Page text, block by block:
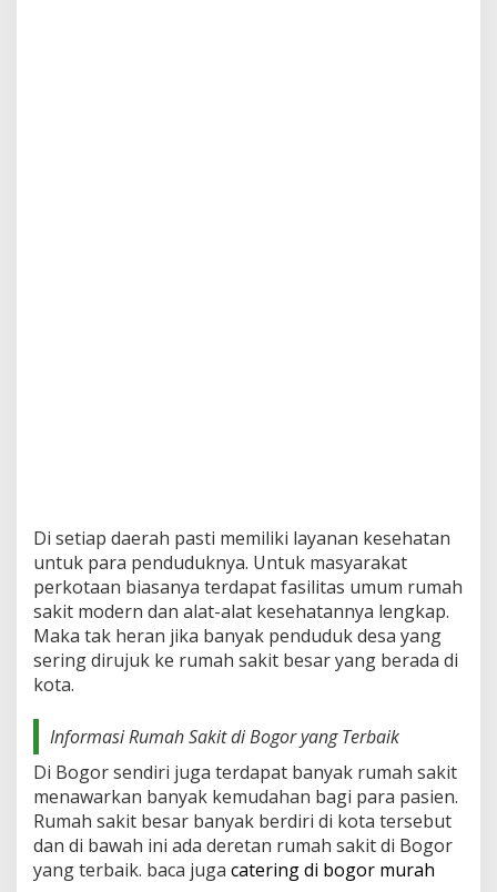
Di setiap daerah pasti memiliki layanan kesehatan
untuk para penduduknya. Untuk masyarakat
perkotaan biasanya terdapat fasilitas umum rumah
sakit modern dan alat-alat kesehatannya lengkap.
Maka tak heran jika banyak penduduk desa yang
sering dirujuk ke rumah sakit besar yang berada di
kota.
Informasi Rumah Sakit di Bogor yang Terbaik
Di Bogor sendiri juga terdapat banyak rumah sakit
menawarkan banyak kemudahan bagi para pasien.
Rumah sakit besar banyak berdiri di kota tersebut
dan di bawah ini ada deretan rumah sakit di Bogor
yang terbaik. baca juga catering di bogor murah